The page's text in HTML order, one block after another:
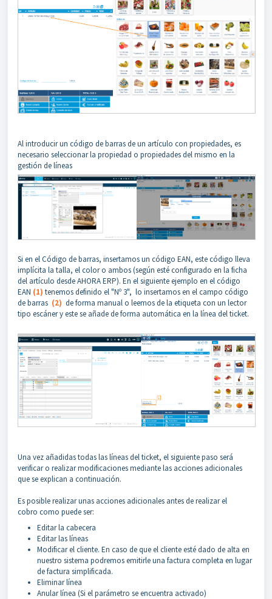
Al introducir un código de barras de un artículo con propiedades, es
necesario seleccionar la propiedad o propiedades del mismo en la
gestión de líneas
Si en el Código de barras, insertamos un código EAN, este código lleva
implícita la talla, el color o ambos (según esté configurado en la ficha
del artículo desde AHORA ERP). En el siguiente ejemplo en el código
EAN (1) tenemos definido el "Nº 3", lo insertamos en el campo código
de barras (2) de forma manual o leemos de la etiqueta con un lector
tipo escáner y este se añade de forma automática en la línea del ticket.
Una vez añadidas todas las líneas del ticket, el siguiente paso será
verificar o realizar modificaciones mediante las acciones adicionales
que se explican a continuación.
Es posible realizar unas acciones adicionales antes de realizar el
cobro como puede ser:
Editar la cabecera
Editar las líneas
Modificar el cliente. En caso de que el cliente esté dado de alta en
nuestro sistema podremos emitirle una factura completa en lugar
de factura simplificada.
Eliminar línea
Anular línea (Si el parámetro se encuentra activado)